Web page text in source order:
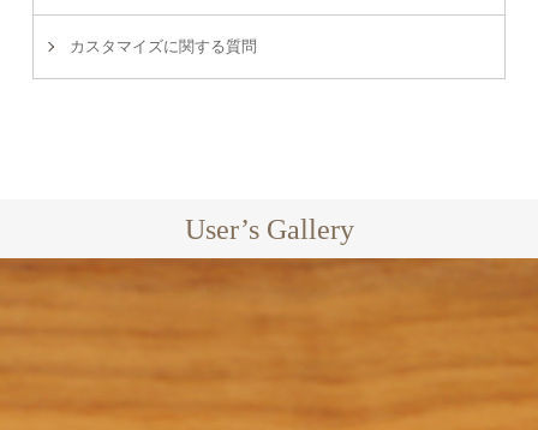
カスタマイズに関する質問
User’s Gallery